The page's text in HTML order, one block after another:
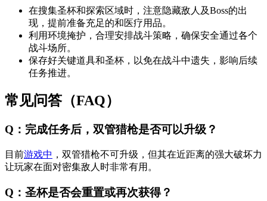
在搜集圣杯和探索区域时，注意隐藏敌人及Boss的出
现，提前准备充足的和医疗用品。
利用环境掩护，合理安排战斗策略，确保安全通过各个
战斗场所。
保存好关键道具和圣杯，以免在战斗中遗失，影响后续
任务推进。
常见问答（FAQ）
Q：完成任务后，双管猎枪是否可以升级？
目前游戏中 ，双管猎枪不可升级，但其在近距离的强大破坏力
让玩家在面对密集敌人时非常有用。
Q：圣杯是否会重置或再次获得？